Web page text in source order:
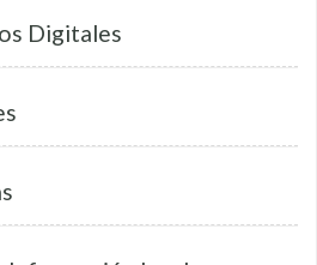
Digitales